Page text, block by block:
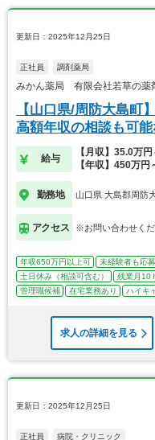
更新日：2025年12月25日
正社員 調剤薬局
みかん薬局 有限会社若草の薬
【山口県/周防大島町
高額年収の相談も可能
給与
【月収】35.0万
【年収】450万円
勤務地 山口県 大島郡周防
アクセス ※お問い合わせく
年収650万円以上可 未経験者も応
土日休み（相談可含む）
残業月10
管理職候補
在宅業務あり ハイキ
求人の詳細を見る
更新日：2025年12月25日
正社員 病院・クリニック